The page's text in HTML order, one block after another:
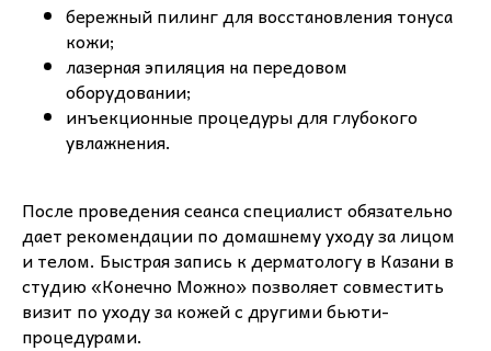
бережный пилинг для восстановления тонуса
кожи;
лазерная эпиляция на передовом
оборудовании;
инъекционные процедуры для глубокого
увлажнения.
После проведения сеанса специалист обязательно
дает рекомендации по домашнему уходу за лицом
и телом. Быстрая запись к дерматологу в Казани в
студию «Конечно Можно» позволяет совместить
визит по уходу за кожей с другими бьюти-
процедурами.